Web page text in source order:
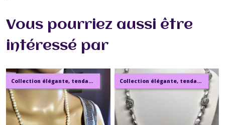
Vous pourriez aussi être
intéressé par
Collection élégante, tendance, moderne, de bijoux en ambre, pierre, perles. Collection élégante, tendance, moderne, de bijoux en ambre, pierre, perles.